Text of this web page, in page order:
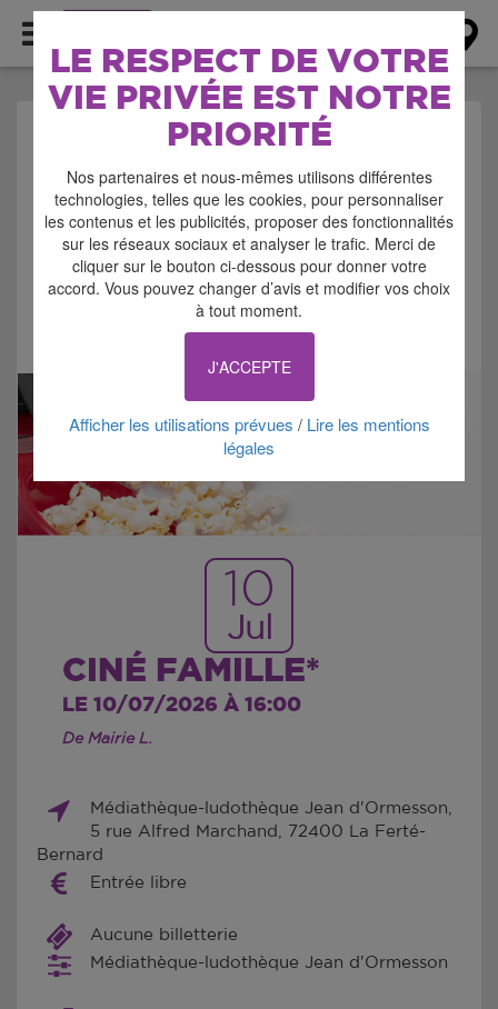
LE RESPECT DE VOTRE
VIE PRIVÉE EST NOTRE
PRIORITÉ
Nos partenaires et nous-mêmes utilisons différentes
technologies, telles que les cookies, pour personnaliser
les contenus et les publicités, proposer des fonctionnalités
sur les réseaux sociaux et analyser le trafic. Merci de
cliquer sur le bouton ci-dessous pour donner votre
accord. Vous pouvez changer d’avis et modifier vos choix
à tout moment.
J'ACCEPTE
Afficher les utilisations prévues / Lire les mentions
légales
AGENDA > CINEMA -
PROJECTION
10
Jul
CINÉ FAMILLE*
LE 10/07/2026 À 16:00
De Mairie L.
Médiathèque-ludothèque Jean d'Ormesson,
5 rue Alfred Marchand, 72400 La Ferté-
Bernard
Entrée libre
Aucune billetterie
Médiathèque-ludothèque Jean d'Ormesson